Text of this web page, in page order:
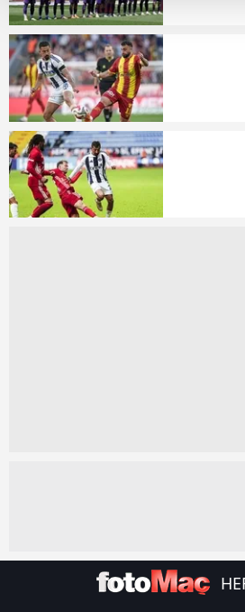
Her halükârda, kullanıcılar, bu
takdirde, kullanıcılara hedefli
gösterilmeyecektir."
Sizlere daha iyi bir hizmet
Sitemizde kendimize ve üçüncü
kullanılmaktadır. Bu çerezler
verileriniz işlenmekte olup gerekli
toplumu hizmetlerinin sunulması
kullanılmaktadır. Diğer çerezler,